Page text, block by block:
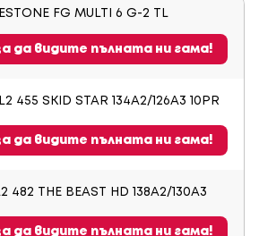
FG MULTI 6 G-2 TL
да видите пълната ни гама!
455 SKID STAR 134A2/126A3 10PR
да видите пълната ни гама!
482 THE BEAST HD 138A2/130A3
да видите пълната ни гама!